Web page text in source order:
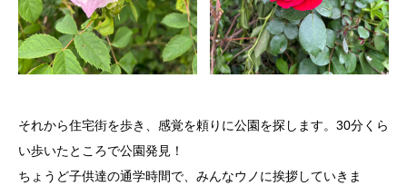
それから住宅街を歩き、感覚を頼りに公園を探します。30分くら
い歩いたところで公園発見！
ちょうど子供達の通学時間で、みんなウノに挨拶していきま